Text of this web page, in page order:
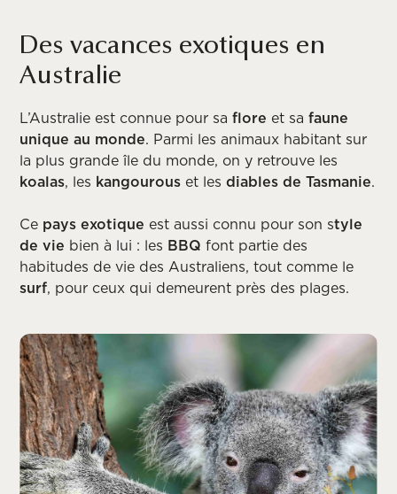
Des vacances exotiques en
Australie
L’Australie est connue pour sa flore et safaune
unique au monde. Parmi les animaux habitant sur
la plus grande île du monde, on y retrouve les
koalas, les kangourous et lesdiables de Tasmanie.
Ce pays exotique est aussi connu pour son style
de vie bien à lui : les BBQ font partie des
habitudes de vie des Australiens, tout comme le
surf, pour ceux qui demeurent près des plages.